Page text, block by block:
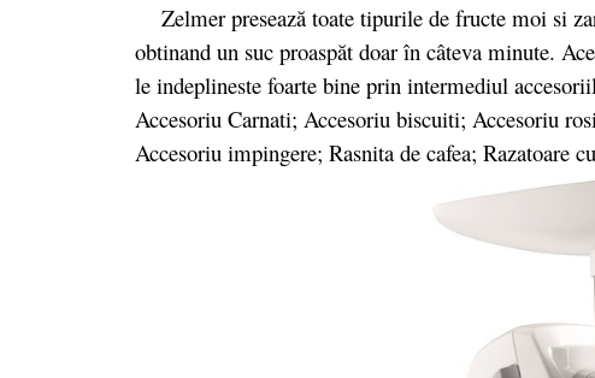
Zelmer presează toate tipurile de fructe moi si
obtinand un suc proaspăt doar în câteva minute.
le indeplineste foarte bine prin intermediul
Accesoriu Carnati; Accesoriu biscuiti; Accesoriu
Accesoriu impingere; Rasnita de cafea; Razatoare